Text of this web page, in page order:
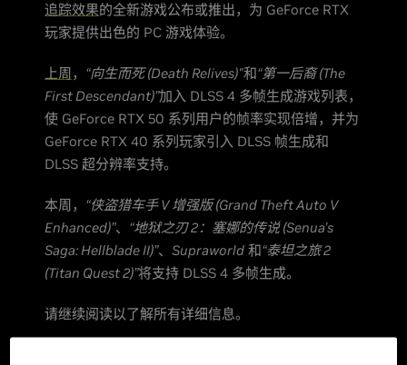
追踪效果的全新游戏公布或推出，为 GeForce RTX
玩家提供出色的 PC 游戏体验。
上周， “向生而死 (Death Relives)"和“第一后裔 (The
First Descendant)”加入 DLSS 4 多帧生成游戏列表，
使 GeForce RTX 50 系列用户的帧率实现倍增，并为
GeForce RTX 40 系列玩家引入 DLSS 帧生成和
DLSS 超分辨率支持。
本周， “侠盗猎车手 V 增强版 (Grand Theft Auto V
Enhanced)”、 “地狱之刃 2：塞娜的传说 (Senua's
Saga: Hellblade II)”、Supraworld 和“泰坦之旅 2
(Titan Quest 2)”将支持 DLSS 4 多帧生成。
请继续阅读以了解所有详细信息。